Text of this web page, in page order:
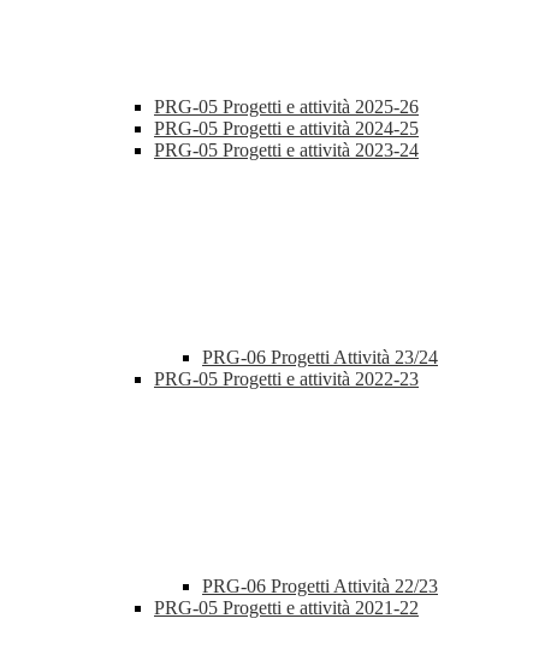
PRG-05 Progetti e attività 2025-26
PRG-05 Progetti e attività 2024-25
PRG-05 Progetti e attività 2023-24
PRG-06 Progetti Attività 23/24
PRG-05 Progetti e attività 2022-23
PRG-06 Progetti Attività 22/23
PRG-05 Progetti e attività 2021-22